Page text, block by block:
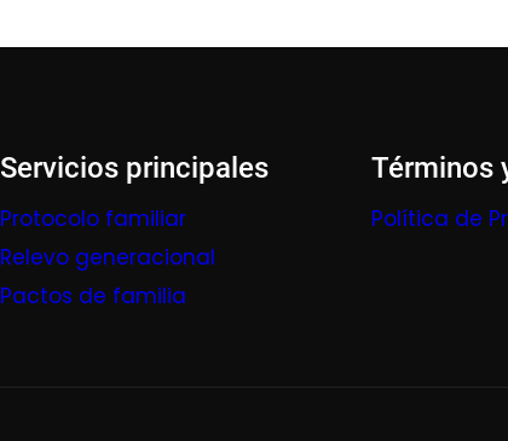
Servicios principales
Protocolo familiar
Relevo generacional
Pactos de familia
Términos
Política de